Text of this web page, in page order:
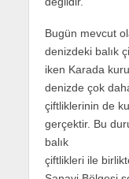
Bugün mevcut
denizdeki balık
iken Karada
denizde çok
çiftliklerinin de
gerçektir. Bu
balık
çiftlikleri ile